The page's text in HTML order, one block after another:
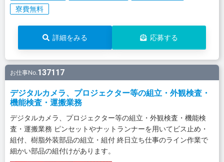
寮費無料
詳細をみる 応募する
お仕事No.137117
デジタルカメラ、プロジェクター等の組立・外観検査・
機能検査・運搬業務
デジタルカメラ、プロジェクター等の組立・外観検査・機能検
査・運搬業務 ピンセットやナットランナーを用いてビス止め・
組付、樹脂外装部品の組立・組付 終日立ち仕事のライン作業で
細かい部品の組付けがあります。